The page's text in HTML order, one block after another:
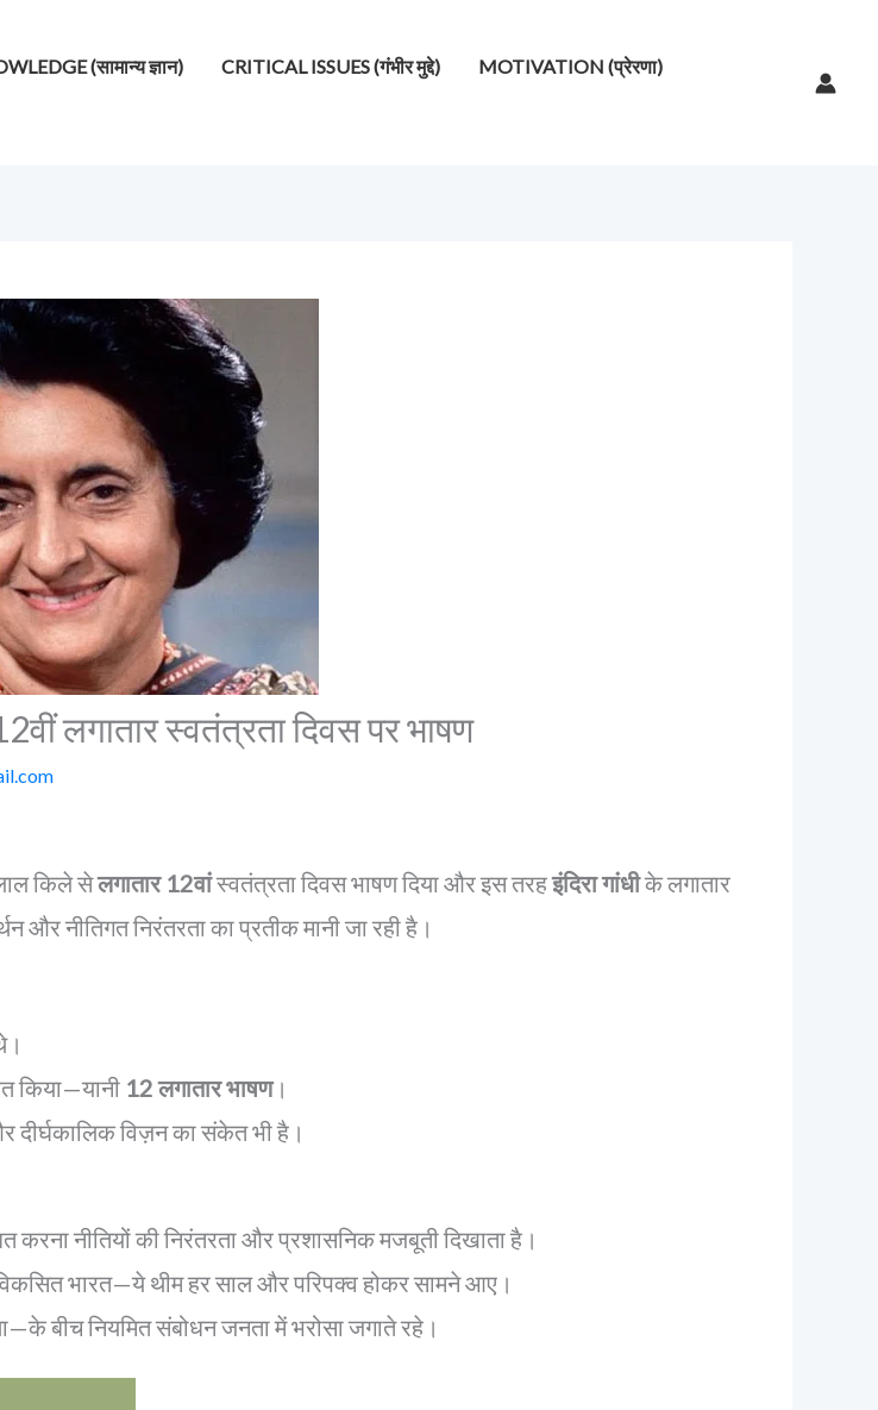
(सामान्य ज्ञान) CRITICAL ISSUES (गंभीर मुद्दे)
MOTIVATION (प्रेरणा)
लगातार स्वतंत्रता दिवस पर भाषण
किले सेलगातार 12वांस्वतंत्रता दिवस भाषण दिया और इस तरहइंदिरा गांधीके लगातार
और नीतिगत निरंतरता का प्रतीक मानी जा रही है।
किया—यानी 12 लगातार भाषण।
दीर्घकालिक विज़न का संकेत भी है।
करना नीतियों की निरंतरता और प्रशासनिक मजबूती दिखाता है।
भारत—ये थीम हर साल और परिपक्व होकर सामने आए।
बीच नियमित संबोधन जनता में भरोसा जगाते रहे।